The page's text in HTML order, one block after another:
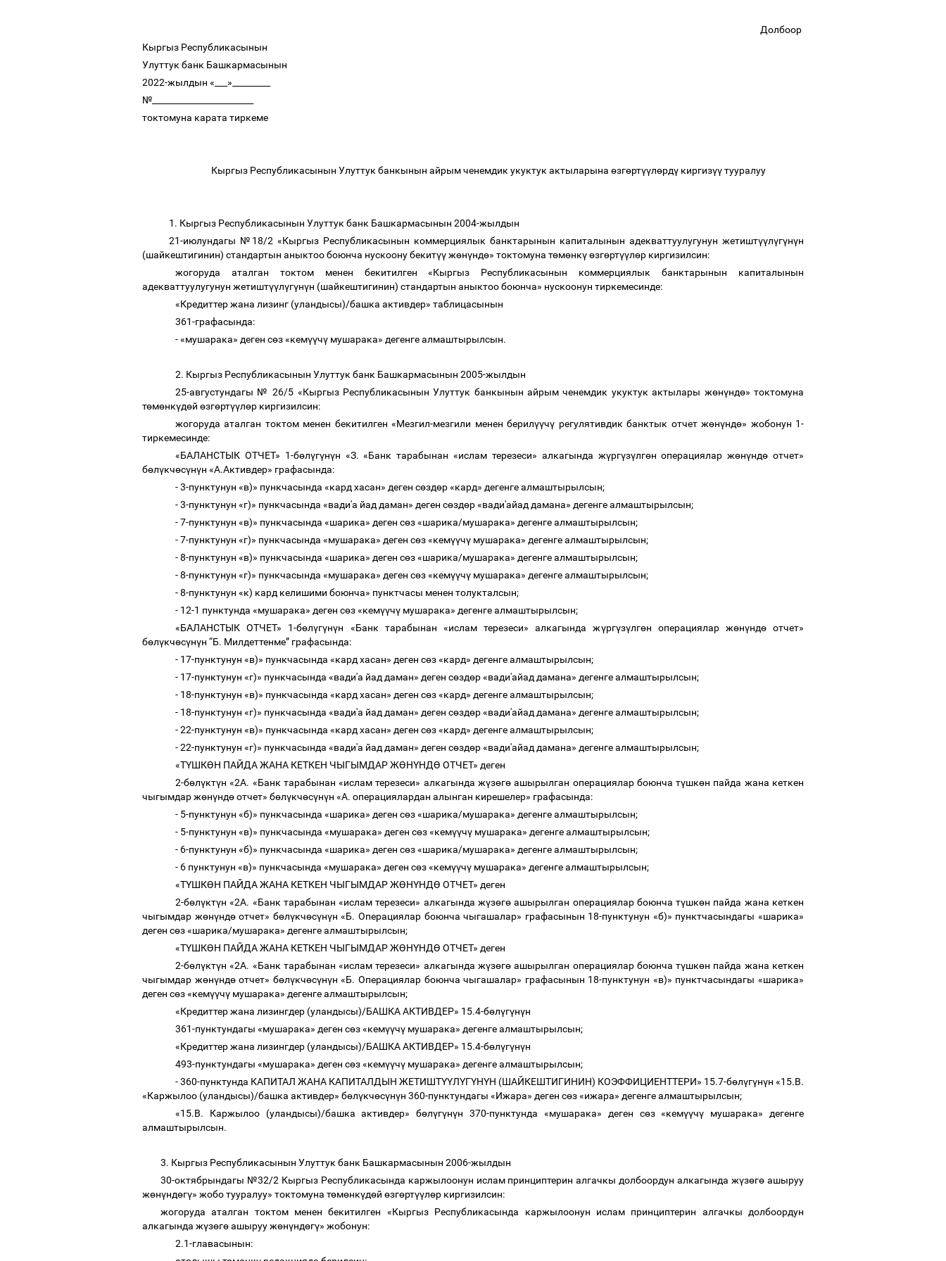
Долбоор
Кыргыз Республикасынын
Улуттук банк Башкармасынын
2022-жылдын «___»_________
№________________________
токтомуна карата тиркеме
Кыргыз Республикасынын Улуттук банкынын айрым ченемдик укуктук актыларына өзгөртүүлөрдү киргизүүтууралуу
1. Кыргыз Республикасынын Улуттук банк Башкармасынын 2004-жылдын
21-июлундагы №18/2 «Кыргыз Республикасынын коммерциялык банктарынын капиталынын адекваттуулугунун жетиштүүлүгүнүн
(шайкештигинин) стандартын аныктоо боюнча нускоону бекитүүжөнүндө» токтомуна төмөнкүөзгөртүүлөр киргизилсин:
жогоруда аталган токтом менен бекитилген «Кыргыз Республикасынын коммерциялык банктарынын капиталынын
адекваттуулугунун жетиштүүлүгүнүн (шайкештигинин) стандартын аныктоо боюнча» нускоонун тиркемесинде:
«Кредиттер жана лизинг (уландысы)/башка активдер» таблицасынын
361-графасында:
- «мушарака» деген сөз «кемүүчү мушарака» дегенге алмаштырылсын.
2. Кыргыз Республикасынын Улуттук банк Башкармасынын 2005-жылдын
25-августундагы № 26/5 «Кыргыз Республикасынын Улуттук банкынын айрым ченемдик укуктук актылары жөнүндө» токтомуна
төмөнкүдөй өзгөртүүлөр киргизилсин:
жогоруда аталган токтом менен бекитилген «Мезгил-мезгили менен берилүүчү регулятивдик банктык отчет жөнүндө» жобонун 1-
тиркемесинде:
«БАЛАНСТЫК ОТЧЕТ» 1-бөлүгүнүн «З. «Банк тарабынан«ислам терезеси» алкагында жүргүзүлгөн операциялар жөнүндө отчет»
бөлүкчөсүнүн «А.Активдер» графасында:
- 3-пунктунун «в)» пункчасында «кард хасан» деген сөздөр «кард» дегенге алмаштырылсын;
- 3-пунктунун «г)» пункчасында «вади'а йад даман» деген сөздөр «вади'айад дамана» дегенге алмаштырылсын;
- 7-пунктунун «в)» пункчасында «шарика» деген сөз «шарика/мушарака» дегенге алмаштырылсын;
- 7-пунктунун «г)» пункчасында «мушарака» деген сөз «кемүүчү мушарака» дегенге алмаштырылсын;
- 8-пунктунун «в)» пункчасында «шарика» деген сөз «шарика/мушарака» дегенге алмаштырылсын;
- 8-пунктунун «г)» пункчасында «мушарака» деген сөз «кемүүчү мушарака» дегенге алмаштырылсын;
- 8-пунктунун «к) кард келишими боюнча» пунктчасы менен толукталсын;
- 12-1 пунктунда «мушарака» деген сөз «кемүүчү мушарака» дегенге алмаштырылсын;
«БАЛАНСТЫК ОТЧЕТ» 1-бөлүгүнүн «Банк тарабынан «ислам терезеси» алкагында жүргүзүлгөн операциялар жөнүндөотчет»
бөлүкчөсүнүн “Б. Милдеттенме” графасында:
- 17-пунктунун «в)» пункчасында «кард хасан» деген сөз «кард» дегенге алмаштырылсын;
- 17-пунктунун «г)» пункчасында «вади'а йад даман» деген сөздөр «вади'айад дамана» дегенге алмаштырылсын;
- 18-пунктунун «в)» пункчасында «кард хасан» деген сөз «кард» дегенге алмаштырылсын;
- 18-пунктунун «г)» пункчасында «вади'а йад даман» деген сөздөр «вади'айад дамана» дегенге алмаштырылсын;
- 22-пунктунун «в)» пункчасында «кард хасан» деген сөз «кард» дегенге алмаштырылсын;
- 22-пунктунун «г)» пункчасында «вади'а йад даман» деген сөздөр «вади'айад дамана» дегенге алмаштырылсын;
«ТҮШКӨН ПАЙДА ЖАНА КЕТКЕН ЧЫГЫМДАРЖӨНҮНДӨ ОТЧЕТ» деген
2-бөлүктүн «2А. «Банк тарабынан «ислам терезеси» алкагында жүзөгө ашырылган операциялар боюнча түшкөн пайда жана кеткен
чыгымдар жөнүндөотчет» бөлүкчөсүнүн «А. операциялардан алынган кирешелер» графасында:
- 5-пунктунун «б)» пункчасында «шарика» деген сөз «шарика/мушарака» дегенге алмаштырылсын;
- 5-пунктунун «в)» пункчасында «мушарака» деген сөз «кемүүчү мушарака» дегенге алмаштырылсын;
- 6-пунктунун «б)» пункчасында «шарика» деген сөз «шарика/мушарака» дегенге алмаштырылсын;
- 6 пунктунун «в)» пункчасында «мушарака» деген сөз «кемүүчү мушарака» дегенге алмаштырылсын;
«ТҮШКӨН ПАЙДА ЖАНА КЕТКЕН ЧЫГЫМДАРЖӨНҮНДӨ ОТЧЕТ» деген
2-бөлүктүн «2А. «Банк тарабынан «ислам терезеси» алкагында жүзөгө ашырылган операциялар боюнча түшкөн пайда жана кеткен
чыгымдар жөнүндөотчет» бөлүкчөсүнүн «Б. Операциялар боюнча чыгашалар» графасынын 18-пунктунун «б)» пунктчасындагы «шарика»
деген сөз «шарика/мушарака» дегенге алмаштырылсын;
«ТҮШКӨН ПАЙДА ЖАНА КЕТКЕН ЧЫГЫМДАРЖӨНҮНДӨ ОТЧЕТ» деген
2-бөлүктүн «2А. «Банк тарабынан «ислам терезеси» алкагында жүзөгө ашырылган операциялар боюнча түшкөн пайда жана кеткен
чыгымдар жөнүндөотчет» бөлүкчөсүнүн «Б. Операциялар боюнча чыгашалар» графасынын 18-пунктунун «в)» пунктчасындагы «шарика»
деген сөз «кемүүчү мушарака» дегенге алмаштырылсын;
«Кредиттер жана лизингдер (уландысы)/БАШКА АКТИВДЕР» 15.4-бөлүгүнүн
361-пунктундагы «мушарака» деген сөз «кемүүчү мушарака» дегенге алмаштырылсын;
«Кредиттер жана лизингдер (уландысы)/БАШКА АКТИВДЕР» 15.4-бөлүгүнүн
493-пунктундагы «мушарака» деген сөз «кемүүчү мушарака» дегенге алмаштырылсын;
- 360-пунктунда КАПИТАЛ ЖАНА КАПИТАЛДЫН ЖЕТИШТҮҮЛҮГҮНҮН (ШАЙКЕШТИГИНИН) КОЭФФИЦИЕНТТЕРИ» 15.7-бөлүгүнүн «15.В.
«Каржылоо (уландысы)/башка активдер» бөлүкчөсүнүн 360-пунктундагы «Ижара» деген сөз «ижара» дегенге алмаштырылсын;
«15.В. Каржылоо (уландысы)/башка активдер» бөлүгүнүн 370-пунктунда «мушарака» деген сөз «кемүүчү мушарака» дегенге
алмаштырылсын.
3. Кыргыз Республикасынын Улуттук банк Башкармасынын 2006-жылдын
30-октябрындагы №32/2 Кыргыз Республикасында каржылоонун ислам принциптерин алгачкы долбоордун алкагында жүзөгө ашыруу
жөнүндөгү» жобо тууралуу» токтомуна төмөнкүдөй өзгөртүүлөр киргизилсин:
жогоруда аталган токтом менен бекитилген «Кыргыз Республикасында каржылоонун ислам принциптерин алгачкы долбоордун
алкагында жүзөгөашыруу жөнүндөгү» жобонун:
2.1-главасынын: